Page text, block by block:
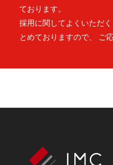
ております。
採用に関してよくいただ
とめておりますので、 ご